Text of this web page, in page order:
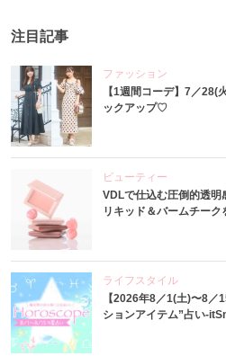
注目記事
ファッション
【1週間コーデ】7／28(
ックアップ♡
ビューティー
VDLで仕込む圧倒的透
リキッド＆バームチーク
ライフスタイル
【2026年8／1(土)〜8／
ションアイテム”占い-